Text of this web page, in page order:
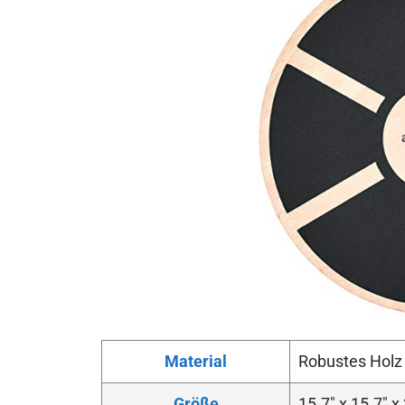
Material Robustes Holz